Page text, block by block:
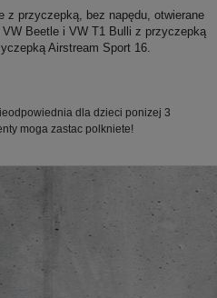
z przyczepką, bez napędu, otwierane
Beetle i VW T1 Bulli z przyczepką
Airstream Sport 16.
dla dzieci ponizej 3
moga zastac polkniete!